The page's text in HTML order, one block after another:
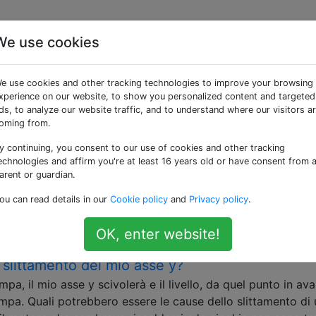
«calibration»
della stampante 3D
valore di accelerazione per la mia stampante?
direzione, la stampante deve accelerare e decelerare la
la stampante è in grado di farlo rapidamente
senza rallentare drasticamente il processo di
stampante …
del mio asse y?
il mio asse y scivolerà e il livello, da quel punto in
Quali potrebbero essere le cause dello slittamento di
use cookies
use cookies and other tracking technologies to improve your browsing
on our website, to show you personalized content and targeted
to analyze our website traffic, and to understand where our visitors
from.
continuing, you consent to our use of cookies and other tracking
and affirm you're at least 16 years old or have consent from a
or guardian.
can read details in our Cookie policy and Privacy policy.
OK, enter website!